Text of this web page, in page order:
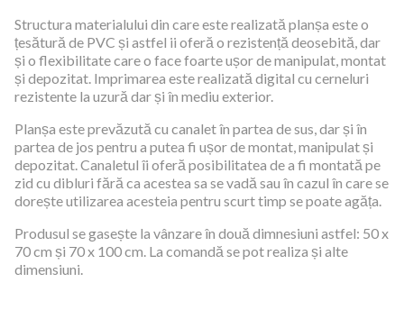
Structura materialului din care este realizată planșa este o
țesătură de PVC și astfel ii oferă o rezistență deosebită, dar
și o flexibilitate care o face foarte ușor de manipulat, montat
și depozitat. Imprimarea este realizată digital cu cerneluri
rezistente la uzură dar și în mediu exterior.
Planșa este prevăzută cu canalet în partea de sus, dar și în
partea de jos pentru a putea fi ușor de montat, manipulat și
depozitat. Canaletul îi oferă posibilitatea de a fi montată pe
zid cu dibluri fără ca acestea sa se vadă sau în cazul în care se
dorește utilizarea acesteia pentru scurt timp se poate agăța.
Produsul se gasește la vânzare în două dimnesiuni astfel: 50 x
70 cm și 70 x 100 cm. La comandă se pot realiza și alte
dimensiuni.